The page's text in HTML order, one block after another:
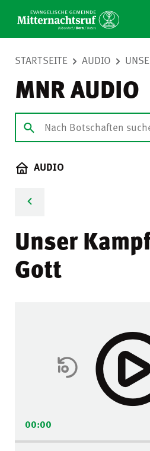
STARTSEITE AUDIO
MNR AUDIO
AUDIO
Unser
Gott
00:00